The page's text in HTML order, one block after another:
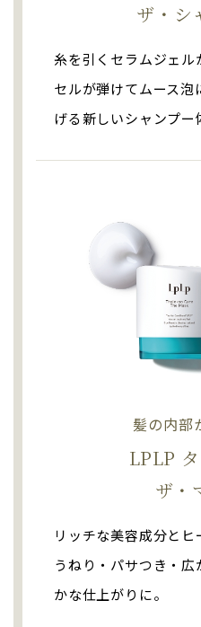
ザ・シ
糸を引くセラムジェ
セルが弾けてムース
げる新しいシャンプー
髪の内部
LPLP
ザ・
リッチな美容成分とヒ
うねり・パサつき・
かな仕上がりに。